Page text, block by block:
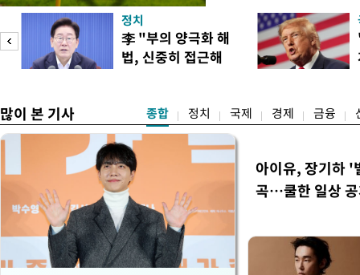
구계에 따르면 국회의 한
년 국제심판 10여 명에게
축구협회는 외국인 심판과
수십만원에서 많게는 100
정치
李 "부의 양극화 해
법, 신중히 접근해
많이 본 기사 종합 정치 국제 경제 금융
아이유, 장기하 '
곡…쿨한 일상